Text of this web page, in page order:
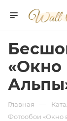
«Окно
Главная —
Фотообои «Окно